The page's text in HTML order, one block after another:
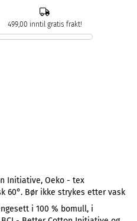
499,00 inntil gratis frakt!
Initiative, Oeko - tex
60°. Bør ikke strykes etter vask
i 100 % bomull, i